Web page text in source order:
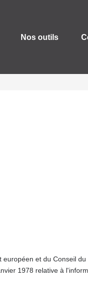
Nos outils
et du Conseil
1978 relative à